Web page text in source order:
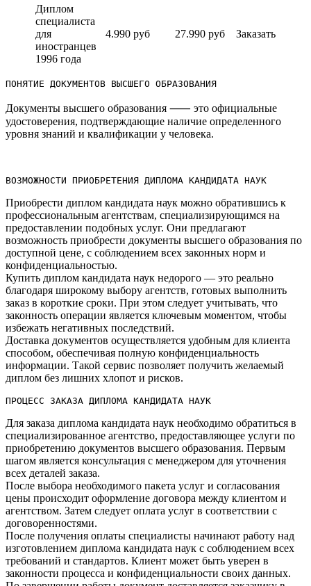
Диплом
специалиста
для
иностранцев
1996 года
4.990 руб 27.990 руб Заказать
ПОНЯТИЕ ДОКУМЕНТОВ ВЫСШЕГО ОБРАЗОВАНИЯ
Документы высшего образования ⸺ это официальные
удостоверения, подтверждающие наличие определенного
уровня знаний и квалификации у человека.​
ВОЗМОЖНОСТИ ПРИОБРЕТЕНИЯ ДИПЛОМА КАНДИДАТА НАУК
Приобрести диплом кандидата наук можно обратившись к
профессиональным агентствам, специализирующимся на
предоставлении подобных услуг.​ Они предлагают
возможность приобрести документы высшего образования по
доступной цене, с соблюдением всех законных норм и
конфиденциальностью.​
Купить диплом кандидата наук недорого — это реально
благодаря широкому выбору агентств, готовых выполнить
заказ в короткие сроки. При этом следует учитывать, что
законность операции является ключевым моментом, чтобы
избежать негативных последствий.​
Доставка документов осуществляется удобным для клиента
способом, обеспечивая полную конфиденциальность
информации.​ Такой сервис позволяет получить желаемый
диплом без лишних хлопот и рисков.​
ПРОЦЕСС ЗАКАЗА ДИПЛОМА КАНДИДАТА НАУК
Для заказа диплома кандидата наук необходимо обратиться в
специализированное агентство, предоставляющее услуги по
приобретению документов высшего образования.​ Первым
шагом является консультация с менеджером для уточнения
всех деталей заказа.​
После выбора необходимого пакета услуг и согласования
цены происходит оформление договора между клиентом и
агентством.​ Затем следует оплата услуг в соответствии с
договоренностями.​
После получения оплаты специалисты начинают работу над
изготовлением диплома кандидата наук с соблюдением всех
требований и стандартов. Клиент может быть уверен в
законности процесса и конфиденциальности своих данных.